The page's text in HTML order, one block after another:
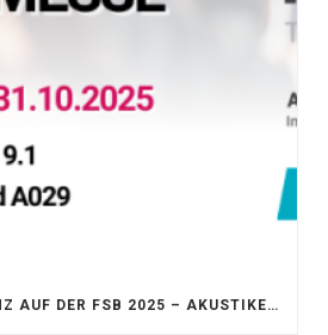
AKUSTIKKOMPETENZ AUF DER FSB 2025 – AKUSTIKELEMENTE FÜR DIE LEBENSRÄUME VON MORGEN